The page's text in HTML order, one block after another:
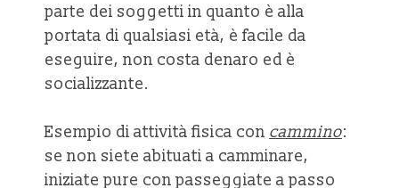
parte dei soggetti in quanto è alla
portata di qualsiasi età, è facile da
eseguire, non costa denaro ed è
socializzante.
Esempio di attività fisica con cammino:
se non siete abituati a camminare,
iniziate pure con passeggiate a passo